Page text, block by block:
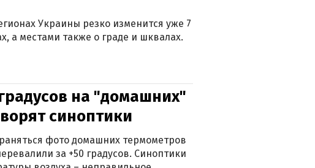
Украины резко изменится уже 7
а местами также о граде и шквалах.
на "домашних"
синоптики
фото домашних термометров
за +50 градусов. Синоптики